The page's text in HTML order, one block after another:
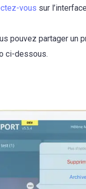
vous sur
pouvez partager un
ci-dessous.